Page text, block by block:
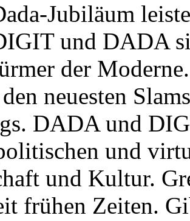
Jubiläum
und DADA
der
neuesten
DADA und
und
und Kultur.
frühen Zeiten.